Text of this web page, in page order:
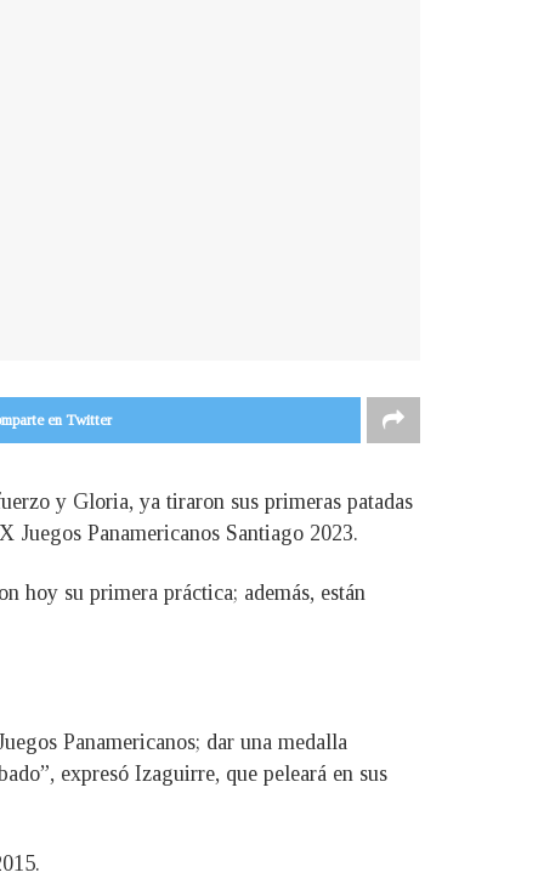
en Twitter
y Gloria, ya tiraron sus primeras patadas
Juegos Panamericanos Santiago 2023.
hoy su primera práctica; además, están
Panamericanos; dar una medalla
expresó Izaguirre, que peleará en sus